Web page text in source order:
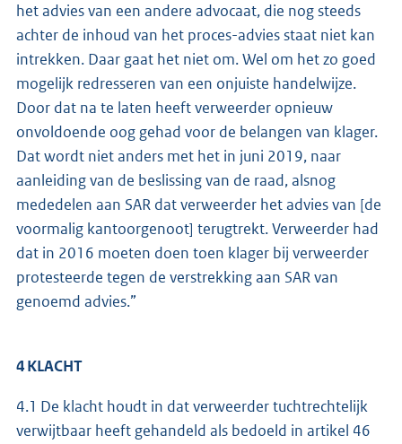
het advies van een andere advocaat, die nog steeds
achter de inhoud van het proces-advies staat niet kan
intrekken. Daar gaat het niet om. Wel om het zo goed
mogelijk redresseren van een onjuiste handelwijze.
Door dat na te laten heeft verweerder opnieuw
onvoldoende oog gehad voor de belangen van klager.
Dat wordt niet anders met het in juni 2019, naar
aanleiding van de beslissing van de raad, alsnog
mededelen aan SAR dat verweerder het advies van [de
voormalig kantoorgenoot] terugtrekt. Verweerder had
dat in 2016 moeten doen toen klager bij verweerder
protesteerde tegen de verstrekking aan SAR van
genoemd advies.”
4 KLACHT
4.1 De klacht houdt in dat verweerder tuchtrechtelijk
verwijtbaar heeft gehandeld als bedoeld in artikel 46